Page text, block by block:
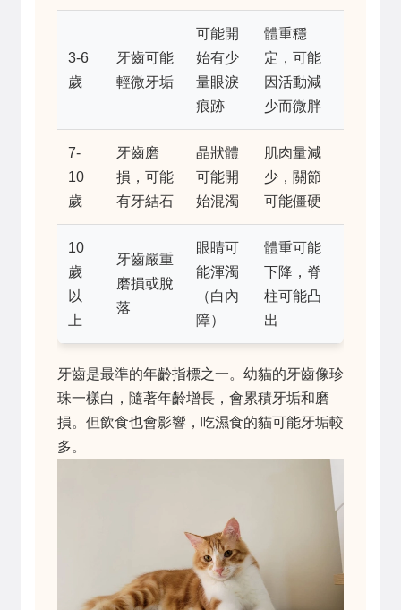
3-6
歲
牙齒可能
輕微牙垢
可能開
始有少
量眼淚
痕跡
體重穩
定，可能
因活動減
少而微胖
7-
10
歲
牙齒磨
損，可能
有牙結石
晶狀體
可能開
始混濁
肌肉量減
少，關節
可能僵硬
10
歲
以
上
牙齒嚴重
磨損或脫
落
眼睛可
能渾濁
（白內
障）
體重可能
下降，脊
柱可能凸
出
牙齒是最準的年齡指標之一。幼貓的牙齒像珍
珠一樣白，隨著年齡增長，會累積牙垢和磨
損。但飲食也會影響，吃濕食的貓可能牙垢較
多。